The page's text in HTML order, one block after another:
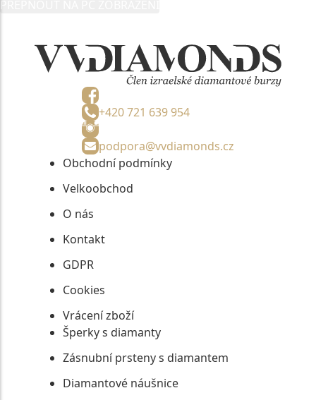
+420 721 639 954
podpora@vvdiamonds.cz
Obchodní podmínky
Velkoobchod
O nás
Kontakt
GDPR
Cookies
Vrácení zboží
Šperky s diamanty
Zásnubní prsteny s diamantem
Diamantové náušnice